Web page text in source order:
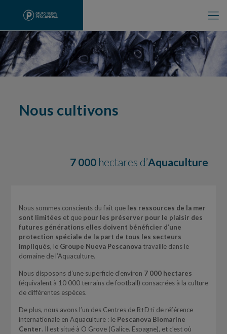
Nous cultivons
7 000 hectares d’Aquaculture
Nous sommes conscients du fait que les ressources de la mer
sont limitées et que pour les préserver pour le plaisir des
futures générations elles doivent bénéficier d’une
protection spéciale de la part de tous les secteurs
impliqués, le Groupe Nueva Pescanovatravaille dans le
domaine de l’Aquaculture.
Nous disposons d’une superficie d’environ 7 000 hectares
(équivalent à 10 000 terrains de football) consacrées à la culture
de différentes espèces.
De plus, nous avons l’un des Centres de R+D+i de référence
internationale en Aquaculture : le Pescanova Biomarine
Center. Il est situé à O Grove (Galice. Espagne), et c’est où